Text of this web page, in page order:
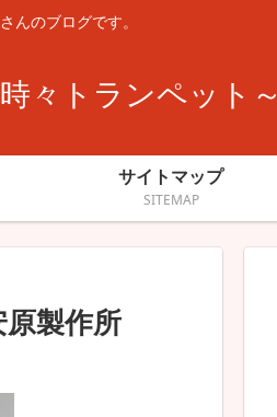
んのブログです。
々トランペット～
サイトマップ
SITEMAP
製作所